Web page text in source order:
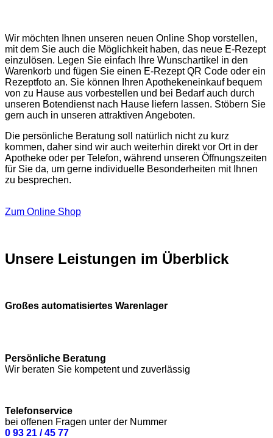
Wir möchten Ihnen unseren neuen Online Shop vorstellen,
mit dem Sie auch die Möglichkeit haben, das neue E-Rezept
einzulösen. Legen Sie einfach Ihre Wunschartikel in den
Warenkorb und fügen Sie einen E-Rezept QR Code oder ein
Rezeptfoto an. Sie können Ihren Apothekeneinkauf bequem
von zu Hause aus vorbestellen und bei Bedarf auch durch
unseren Botendienst nach Hause liefern lassen. Stöbern Sie
gern auch in unseren attraktiven Angeboten.
Die persönliche Beratung soll natürlich nicht zu kurz
kommen, daher sind wir auch weiterhin direkt vor Ort in der
Apotheke oder per Telefon, während unseren Öffnungszeiten
für Sie da, um gerne individuelle Besonderheiten mit Ihnen
zu besprechen.
Zum Online Shop
Unsere Leistungen im Überblick
Großes automatisiertes Warenlager
Persönliche Beratung
Wir beraten Sie kompetent und zuverlässig
Telefonservice
bei offenen Fragen unter der Nummer
0 93 21 / 45 77